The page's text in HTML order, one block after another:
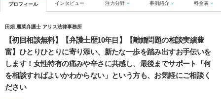
プロフィール インタビュー 注力分野 事例紹介 料金表
田畑 麗菜弁護士 アリス法律事務所
【初回相談無料】【弁護士歴10年目】【離婚問題の相談実績豊
富】ひとりひとりに寄り添い、新たな一歩を踏み出すお手伝いを
します！女性特有の痛みや辛さに共感し、最後までサポート「何
を相談すればよいかわからない」という方も、お気軽にご相談く
ださい